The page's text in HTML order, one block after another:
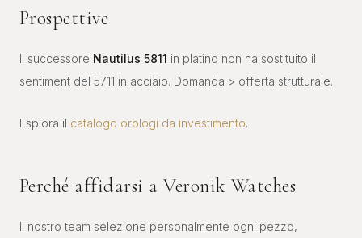
Prospettive
Il successore Nautilus 5811 in platino non ha sostituito il
sentiment del 5711 in acciaio. Domanda > offerta strutturale.
Esplora il catalogo orologi da investimento.
Perché affidarsi a Veronik Watches
Il nostro team selezione personalmente ogni pezzo,